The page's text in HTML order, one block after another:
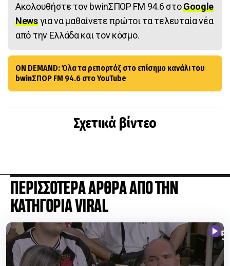
Ακολουθήστε τον bwinΣΠΟΡ FM 94.6 στοGoogle
Newsγια να μαθαίνετε πρώτοι τα τελευταία νέα
από την Ελλάδα και τον κόσμο.
ON DEMAND: Όλα τα ρεπορτάζ στο επίσημο κανάλι του
bwinΣΠΟΡ FM 94.6 στο YouTube
Σχετικά βίντεο
ΠΕΡΙΣΣΟΤΕΡΑ ΑΡΘΡΑ ΑΠΟ ΤΗΝ
ΚΑΤΗΓΟΡΙΑ VIRAL